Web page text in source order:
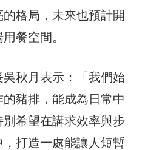
格局，未來也預計開
餐空間。
吳秋月表示：「我們始
豬排，能成為日常中
希望在講求效率與步
打造一處能讓人短暫